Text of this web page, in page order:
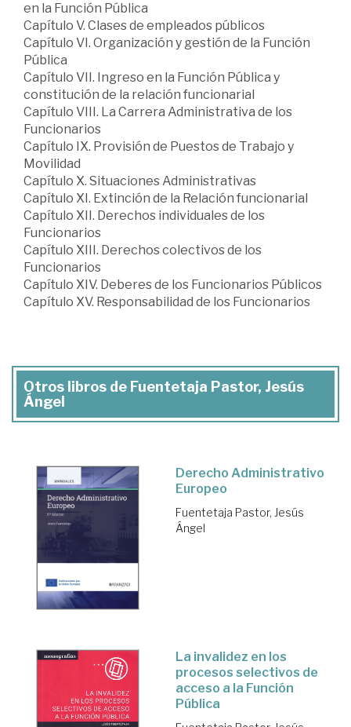
en la Función Pública
Capítulo V. Clases de empleados públicos
Capítulo VI. Organización y gestión de la Función
Pública
Capítulo VII. Ingreso en la Función Pública y
constitución de la relación funcionarial
Capítulo VIII. La Carrera Administrativa de los
Funcionarios
Capítulo IX. Provisión de Puestos de Trabajo y
Movilidad
Capítulo X. Situaciones Administrativas
Capítulo XI. Extinción de la Relación funcionarial
Capítulo XII. Derechos individuales de los
Funcionarios
Capítulo XIII. Derechos colectivos de los
Funcionarios
Capítulo XIV. Deberes de los Funcionarios Públicos
Capítulo XV. Responsabilidad de los Funcionarios
Otros libros de Fuentetaja Pastor, Jesús
Ángel
Derecho Administrativo
Europeo
Fuentetaja Pastor, Jesús
Ángel
La invalidez en los
procesos selectivos de
acceso a la Función
Pública